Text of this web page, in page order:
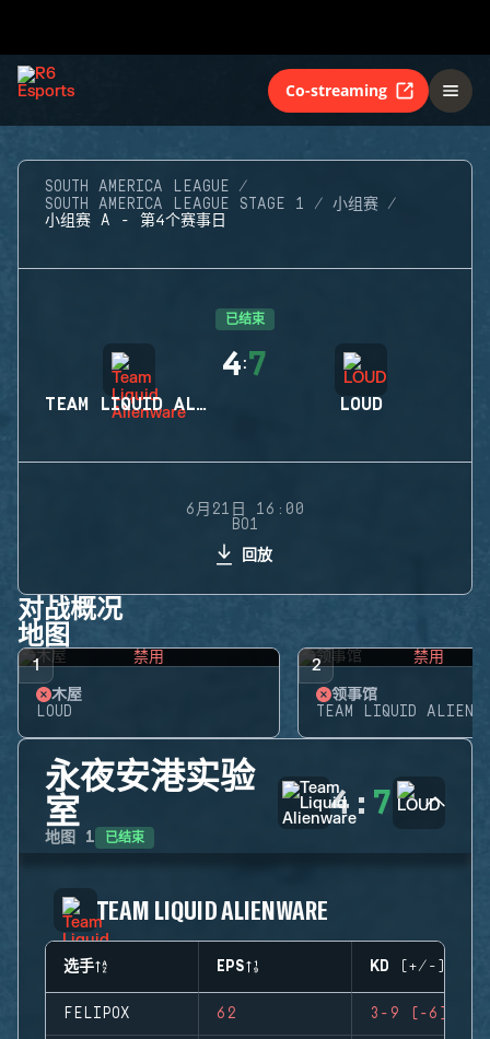
Co-streaming
SOUTH AMERICA LEAGUE
SOUTH AMERICA LEAGUE STAGE 1
小组赛
小组赛 A - 第4个赛事日
已结束
TEAM LIQUID ALIENWARE
4:7
LOUD
6月21日 16:00
BO1
回放
对战概况
地图
1 禁用
木屋
LOUD
2 禁用
领事馆
TEAM LIQUID
永夜安港实验
室
地图 1 已结束
4 : 7
TEAM LIQUID ALIENWARE
选手 EPS KD (+/-)
FELIPOX 62 3-9 (-6)